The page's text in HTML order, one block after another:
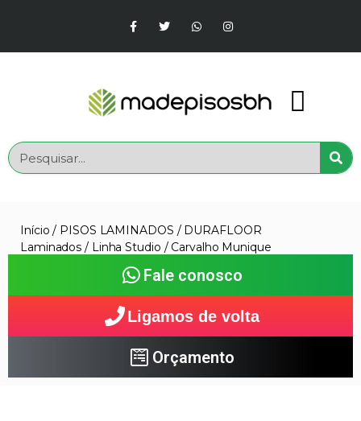
Início / PISOS LAMINADOS / DURAFLOOR
Laminados / Linha Studio / Carvalho Munique
Fale conosco
Ligamos de volta
Orçamento